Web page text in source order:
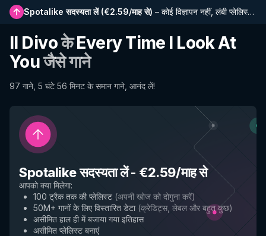
Spotalike सदस्यता लें(€2.59/माह से) – कोई विज्ञापन नहीं, लंबी प्लेलिस्ट, पूर्ण इतिहास और नई सुविधाओं तक प्रारंभिक पहुंच
Il DivoकेEvery Time I Look At
Youजैसे गाने
97 गाने, 5 घंटे 56 मिनट के समान गाने, आनंद लें!
Spotalike सदस्यता लें- €2.59/माह से
आपको क्या मिलेगा:
100 ट्रैक तक की प्लेलिस्ट (अपनी खोज को दोगुना करें)
50M+ गानों के लिए विस्तारित डेटा (क्रेडिट्स, लेबल और बहुत कुछ)
असीमित हाल ही में बजाया गया इतिहास
असीमित प्लेलिस्ट बनाएं